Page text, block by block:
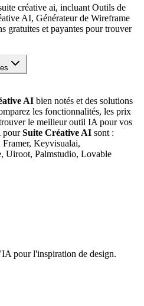
créative ai, incluant Outils de
AI, Générateur de Wireframe
gratuites et payantes pour trouver
AI bien notés et des solutions
les fonctionnalités, les prix
le meilleur outil IA pour vos
pourSuite Créative AI sont :
Keyvisualai,
Uiroot, Palmstudio, Lovable
pour l'inspiration de design.